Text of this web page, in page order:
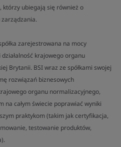
ubiegają się również o
zarejestrowana na mocy
krajowego organu
Brytanii. BSI wraz ze spółkami swojej
rozwiązań biznesowych
organu normalizacyjnego,
całym świecie poprawiać wyniki
praktykom (takim jak certyfikacja,
testowanie produktów,